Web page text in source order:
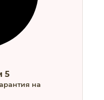
5
на